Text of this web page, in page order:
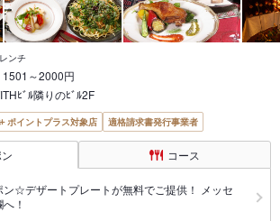
ンチ
1501～2000円
ﾋﾞﾙ隣りのﾋﾞﾙ2F
ポイントプラス対象店 適格請求書発行事業者
コース
ン☆デザートプレートが無料でご提供！ メッセ
！